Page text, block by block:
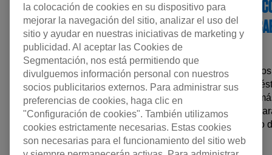
EQUIPO Y LAS TÉCNICAS QUE
CARACTERIZAN SUS
FAMOSOS SETS DJ
El reconocido DJ sudafricano nos
cuenta cómo experimentar con los
efectos, la sana competencia y viajar
por el mundo han influido en su estilo
característico.
CÓMO
Como
acústica
mejoras
puedes hacer
de tu espacio
la colocación de cookies en su dispositivo para
mejorar la navegación del sitio, analizar el uso del
sitio y ayudar en nuestras iniciativas de marketing y
publicidad. Al aceptar las Cookies de
Segmentación, nos está permitiendo que
divulguemos información personal con nuestros
socios publicitarios externos. Para administrar sus
preferencias de cookies, haga clic en
"Configuración de cookies". También utilizamos
cookies estrictamente necesarias. Estas cookies
son necesarias para el funcionamiento del sitio web